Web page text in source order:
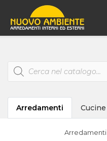
Products
search
Arredamenti Cucine
Arredamenti